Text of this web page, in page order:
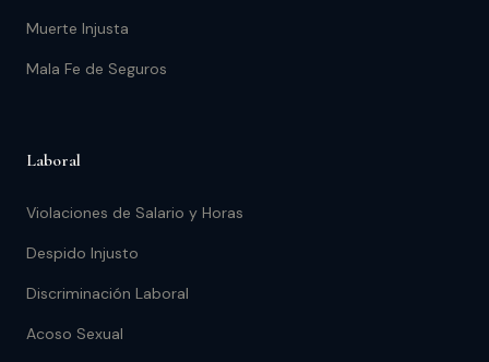
Muerte Injusta
Mala Fe de Seguros
Laboral
Violaciones de Salario y Horas
Despido Injusto
Discriminación Laboral
Acoso Sexual